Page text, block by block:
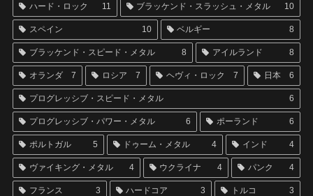
ハード・ロック 11 ブラッケンド・スラッシュ・メタル 10
スペイン 10 ベルギー 8
ブラッケンド・スピード・メタル 8 アイルランド 8
オランダ 7 ロシア 7 ヘヴィ・ロック 7 日本 6
プログレッシブ・スピード・メタル 6
プログレッシブ・パワー・メタル 6 ポーランド 6
ポルトガル 5 ドゥーム・メタル 4 インド 4
ヴァイキング・メタル 4 ウクライナ 4 パンク 4
フランス 3 ハードコア 3 トルコ 3